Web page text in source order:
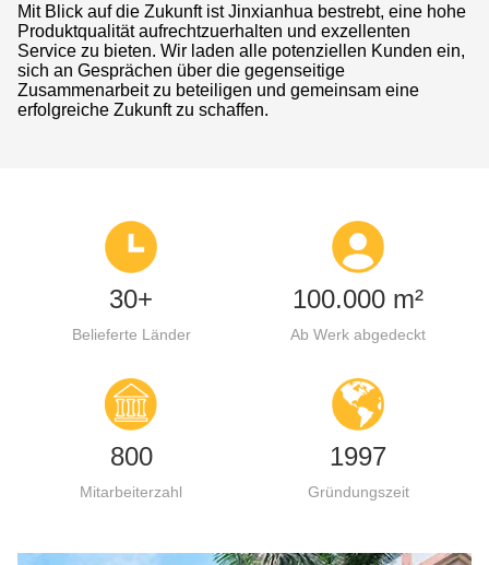
Mit Blick auf die Zukunft ist Jinxianhua bestrebt, eine hohe
Produktqualität aufrechtzuerhalten und exzellenten
Service zu bieten. Wir laden alle potenziellen Kunden ein,
sich an Gesprächen über die gegenseitige
Zusammenarbeit zu beteiligen und gemeinsam eine
erfolgreiche Zukunft zu schaffen.
30+
Belieferte Länder
100.000 m²
Ab Werk abgedeckt
800
Mitarbeiterzahl
1997
Gründungszeit